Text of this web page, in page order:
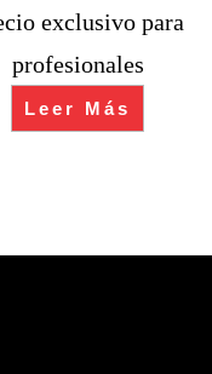
exclusivo para
profesionales
Leer Más